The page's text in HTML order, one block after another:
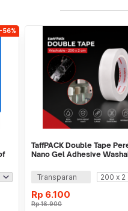
-56%
TaffPACK Double Tape
Nano Gel Adhesive
Transparan
Rp 6.100
Rp16.900